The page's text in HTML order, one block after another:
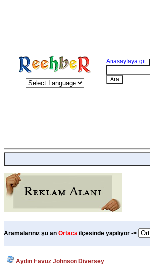
Anasayfaya git|
Aramalarınız şu an Ortaca ilçesinde yapılıyor ->
Aydın Havuz Johnson Diversey